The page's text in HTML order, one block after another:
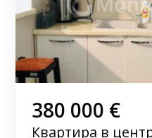
380 000 €
Квартира в